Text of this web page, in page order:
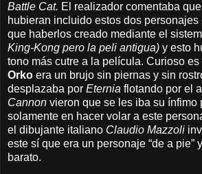
Battle Cat. El realizador comentaba que
hubieran incluido estos dos personajes
que haberlos creado mediante el
King-Kong pero la peli antigua) y esto
tono más cutre a la película. Curioso
Orko era un brujo sin piernas y sin
desplazaba por Eternia flotando por el
Cannon vieron que se les iba su ínfimo
solamente en hacer volar a este
el dibujante italiano Claudio Mazzoli
este sí que era un personaje “de a pie”
barato.